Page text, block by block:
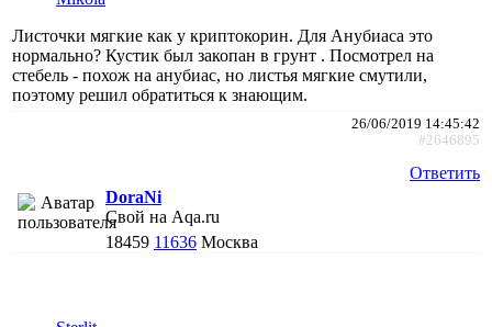
Листочки мягкие как у криптокорин. Для Анубиаса это
нормально? Кустик был закопан в грунт . Посмотрел на
стебель - похож на анубиас, но листья мягкие смутили,
поэтому решил обратиться к знающим.
26/06/2019 14:45:42
#2646895
Ответить
DoraNi
Свой на Aqa.ru
18459 11636 Москва